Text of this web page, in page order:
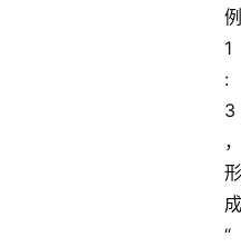
例
1
:
3
，
形
成
“